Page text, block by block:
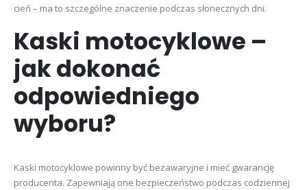
cień – ma to szczególne znaczenie podczas słonecznych dni.
Kaski motocyklowe –
jak dokonać
odpowiedniego
wyboru?
Kaski motocyklowe powinny być bezawaryjne i mieć gwarancję
producenta. Zapewniają one bezpieczeństwo podczas codziennej